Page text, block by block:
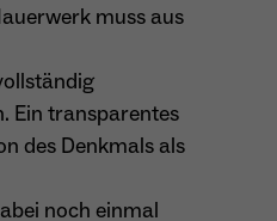
der Webseitenbesucher.
muss aus
Ein transparentes
des Denkmals als
noch einmal